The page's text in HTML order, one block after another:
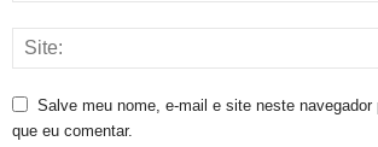
Salve meu nome, e-mail e site neste navegador
que eu comentar.